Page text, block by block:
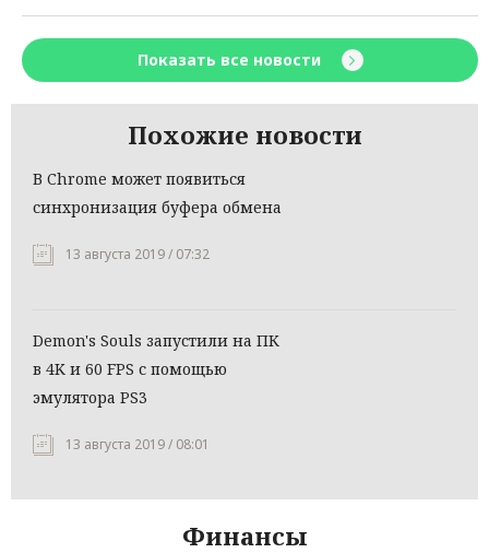
Показать все новости
Похожие новости
В Chrome может появиться
синхронизация буфера обмена
13 августа 2019 / 07:32
Demon's Souls запустили на ПК
в 4K и 60 FPS с помощью
эмулятора PS3
13 августа 2019 / 08:01
Финансы